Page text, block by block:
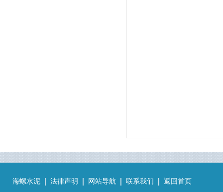
海螺水泥 法律声明 网站导航 联系我们 返回首页